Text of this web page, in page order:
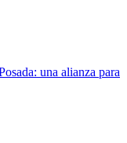
una alianza para